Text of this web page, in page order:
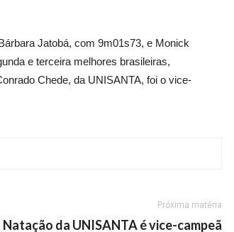
Jatobá, com 9m01s73, e Monick
e terceira melhores brasileiras,
Chede, da UNISANTA, foi o vice-
Próxima matéria
Natação da UNISANTA é vice-campeã